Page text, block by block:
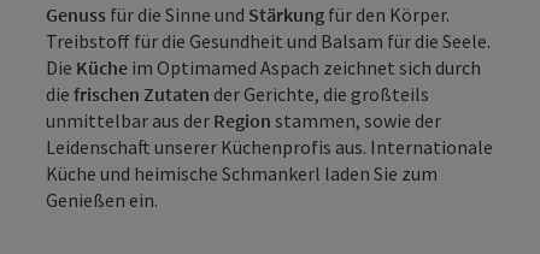
Genuss für die Sinne und Stärkung für den Körper.
Treibstoff für die Gesundheit und Balsam für die Seele.
Die Küche im Optimamed Aspach zeichnet sich durch
die frischen Zutaten der Gerichte, die großteils
unmittelbar aus der Region stammen, sowie der
Leidenschaft unserer Küchenprofis aus. Internationale
Küche und heimische Schmankerl laden Sie zum
Genießen ein.